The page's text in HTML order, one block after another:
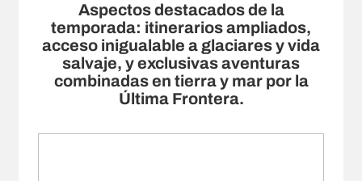
Aspectos destacados de la
temporada: itinerarios ampliados,
acceso inigualable a glaciares y vida
salvaje, y exclusivas aventuras
combinadas en tierra y mar por la
Última Frontera.